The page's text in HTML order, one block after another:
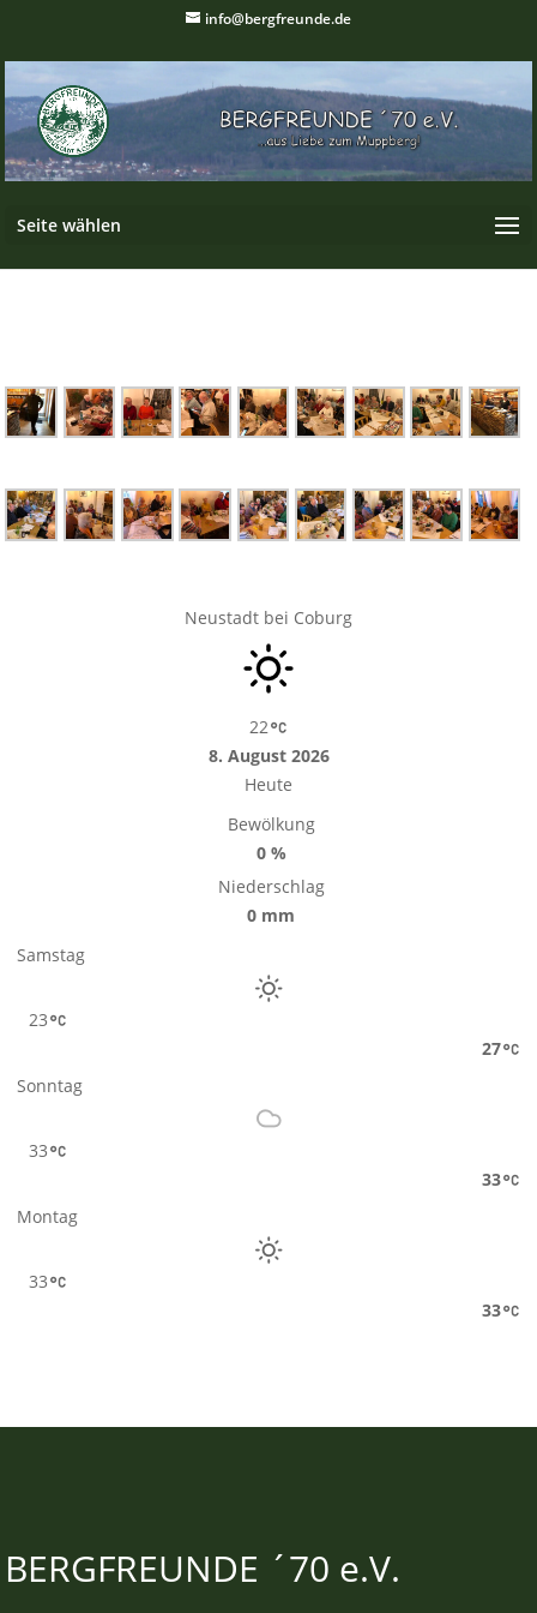
info@bergfreunde.de
Seite wählen
Neustadt bei Coburg
22
8. August 2026
Heute
Bewölkung
0 %
Niederschlag
0 mm
Samstag
23
27
Sonntag
33
33
Montag
33
33
BERGFREUNDE ´70 e.V.